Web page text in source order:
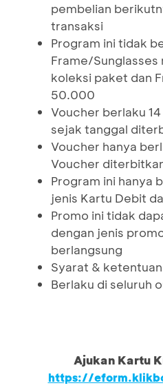
pembelian
transaksi
Program ini tidak
Frame/Sunglasses
koleksi paket dan
50.000
Voucher berlaku
sejak tanggal
Voucher hanya
Voucher
Program ini hanya
jenis Kartu Debit
Promo ini tidak
dengan jenis
berlangsung
Syarat &
Berlaku di seluruh
Ajukan Kartu
https://